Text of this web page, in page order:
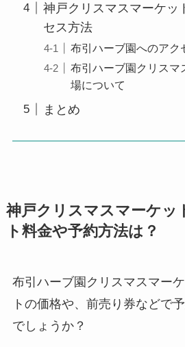
神戸クリスマスマーケッ
セス方法
布引ハーブ園へのアク
布引ハーブ園クリスマ
場について
まとめ
神戸クリスマスマーケッ
ト料金や予約方法は？
布引ハーブ園クリスマスマー
トの価格や、前売り券などで
でしょうか？